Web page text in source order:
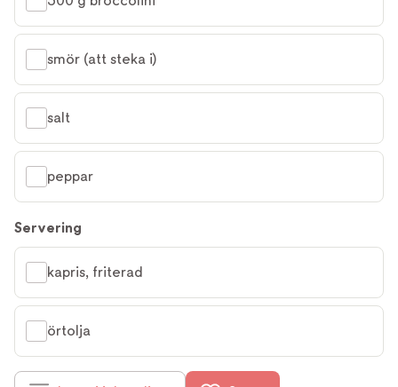
smör (att steka i)
salt
peppar
Servering
kapris, friterad
örtolja